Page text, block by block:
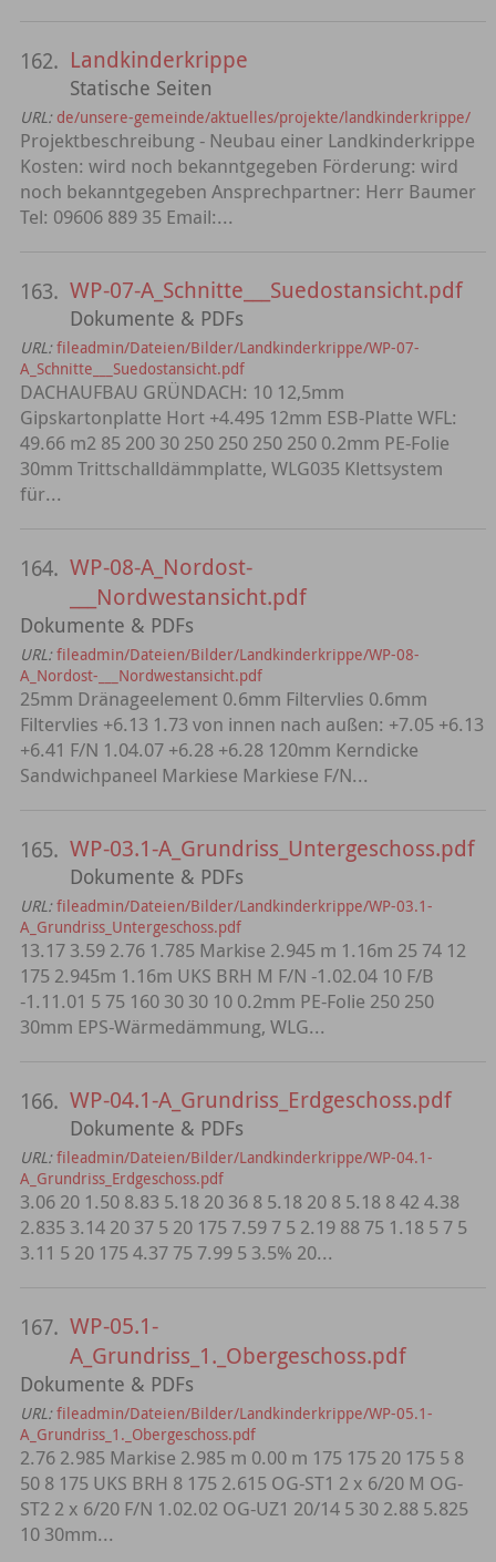
162. Landkinderkrippe
Statische Seiten
URL: de/unsere-gemeinde/aktuelles/projekte/landkinderkrippe/
Projektbeschreibung - Neubau einer Landkinderkrippe
Kosten: wird noch bekanntgegeben Förderung: wird
noch bekanntgegeben Ansprechpartner: Herr Baumer
Tel: 09606 889 35 Email:...
163. WP-07-A_Schnitte___Suedostansicht.pdf
Dokumente & PDFs
URL: fileadmin/Dateien/Bilder/Landkinderkrippe/WP-07-
A_Schnitte___Suedostansicht.pdf
DACHAUFBAU GRÜNDACH: 10 12,5mm
Gipskartonplatte Hort +4.495 12mm ESB-Platte WFL:
49.66 m2 85 200 30 250 250 250 250 0.2mm PE-Folie
30mm Trittschalldämmplatte, WLG035 Klettsystem
für...
164. WP-08-A_Nordost-
___Nordwestansicht.pdf
Dokumente & PDFs
URL: fileadmin/Dateien/Bilder/Landkinderkrippe/WP-08-
A_Nordost-___Nordwestansicht.pdf
25mm Dränageelement 0.6mm Filtervlies 0.6mm
Filtervlies +6.13 1.73 von innen nach außen: +7.05 +6.13
+6.41 F/N 1.04.07 +6.28 +6.28 120mm Kerndicke
Sandwichpaneel Markiese Markiese F/N...
165. WP-03.1-A_Grundriss_Untergeschoss.pdf
Dokumente & PDFs
URL: fileadmin/Dateien/Bilder/Landkinderkrippe/WP-03.1-
A_Grundriss_Untergeschoss.pdf
13.17 3.59 2.76 1.785 Markise 2.945 m 1.16m 25 74 12
175 2.945m 1.16m UKS BRH M F/N -1.02.04 10 F/B
-1.11.01 5 75 160 30 30 10 0.2mm PE-Folie 250 250
30mm EPS-Wärmedämmung, WLG...
166. WP-04.1-A_Grundriss_Erdgeschoss.pdf
Dokumente & PDFs
URL: fileadmin/Dateien/Bilder/Landkinderkrippe/WP-04.1-
A_Grundriss_Erdgeschoss.pdf
3.06 20 1.50 8.83 5.18 20 36 8 5.18 20 8 5.18 8 42 4.38
2.835 3.14 20 37 5 20 175 7.59 7 5 2.19 88 75 1.18 5 7 5
3.11 5 20 175 4.37 75 7.99 5 3.5% 20...
167. WP-05.1-
A_Grundriss_1._Obergeschoss.pdf
Dokumente & PDFs
URL: fileadmin/Dateien/Bilder/Landkinderkrippe/WP-05.1-
A_Grundriss_1._Obergeschoss.pdf
2.76 2.985 Markise 2.985 m 0.00 m 175 175 20 175 5 8
50 8 175 UKS BRH 8 175 2.615 OG-ST1 2 x 6/20 M OG-
ST2 2 x 6/20 F/N 1.02.02 OG-UZ1 20/14 5 30 2.88 5.825
10 30mm...